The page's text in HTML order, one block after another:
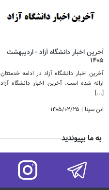
آخرین اخبار دانشگاه آزاد - اردیبهشت
1405
آخرین اخبار دانشگاه آزاد در ادامه خدمتتان
ارائه شده است. آخرین اخبار دانشگاه آزاد
[...]
۱۴۰۵/۰۲/۲۵ | ابن سینا
به ما بپیوندید